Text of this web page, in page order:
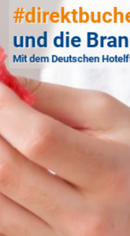
und die
Mit dem Deutschen